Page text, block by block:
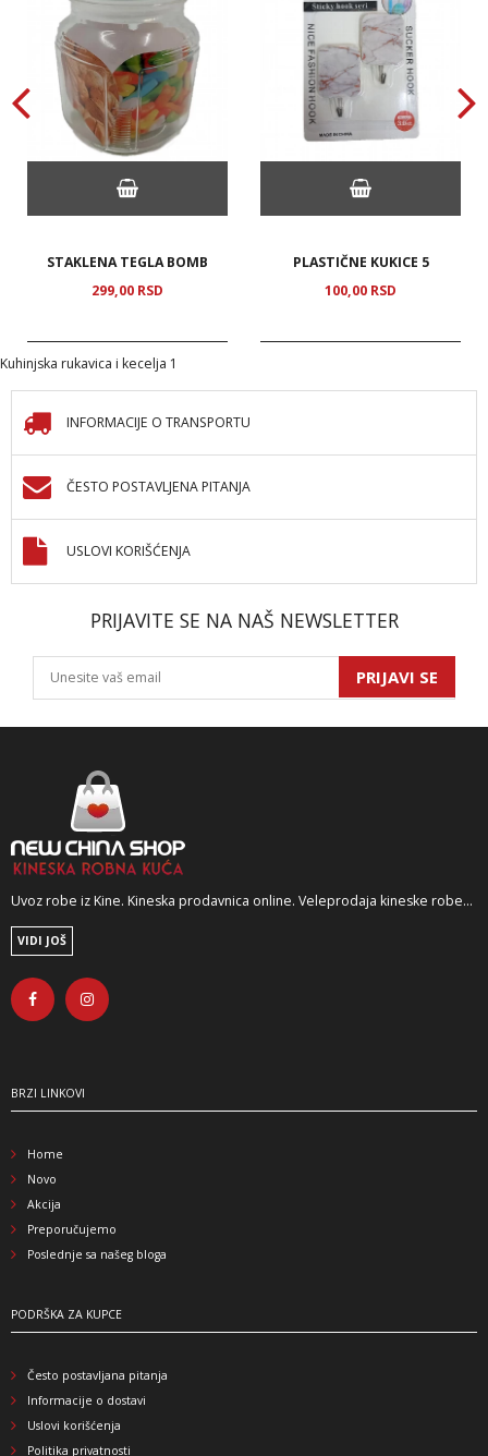
STAKLENA TEGLA BOMB
299,00 RSD
PLASTIČNE KUKICE 5
100,00 RSD
Kuhinjska rukavica i kecelja 1
INFORMACIJE O TRANSPORTU
ČESTO POSTAVLJENA PITANJA
USLOVI KORIŠĆENJA
PRIJAVITE SE NA NAŠ NEWSLETTER
PRIJAVI SE
Uvoz robe iz Kine. Kineska prodavnica online. Veleprodaja kineske robe...
VIDI JOŠ
BRZI LINKOVI
Home
Novo
Akcija
Preporučujemo
Poslednje sa našeg bloga
PODRŠKA ZA KUPCE
Često postavljana pitanja
Informacije o dostavi
Uslovi korišćenja
Politika privatnosti